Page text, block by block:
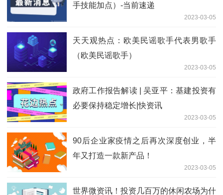
手技能加点）-当前速递
2023-03-05
天天观热点：欧美民谣歌手代表男歌手
（欧美民谣歌手）
2023-03-05
政府工作报告解读 | 吴亚平：基建投资有
必要保持稳定增长|快资讯
2023-03-05
90后企业家疫情之后再次深度创业，半
年又打造一款新产品！
2023-03-05
世界微资讯！投资几百万的休闲农场为什